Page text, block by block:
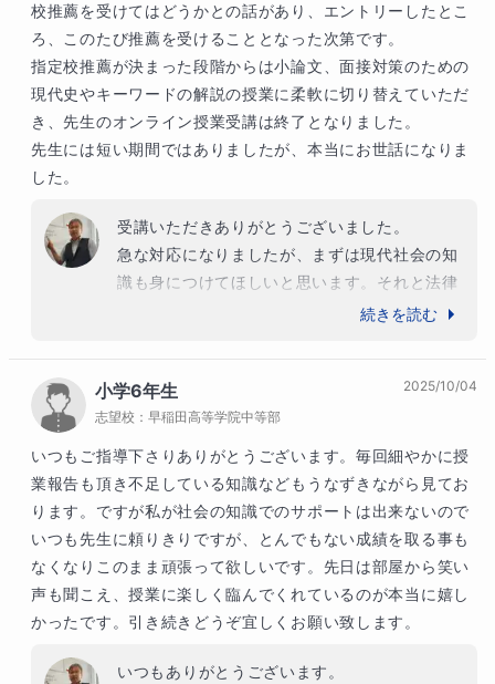
校推薦を受けてはどうかとの話があり、エントリーしたとこ
ろ、このたび推薦を受けることとなった次第です。
指定校推薦が決まった段階からは小論文、面接対策のための
現代史やキーワードの解説の授業に柔軟に切り替えていただ
き、先生のオンライン授業受講は終了となりました。
先生には短い期間ではありましたが、本当にお世話になりま
した。
受講いただきありがとうございました。
急な対応になりましたが、まずは現代社会の知
識も身につけてほしいと思います。それと法律
との関連性を意識できたら、と思いました。
でもたくさんの事象を学ぶことができ、また、
知識の活用の応用もできると思います。
この授業で培ったものを大学生になっても生か
してほしいです。
まずは、志望校合格を目指して頑張ってくださ
い。
続きを読む
小学6年生
志望校： 早稲田高等学院中等部
2025/10/04
いつもご指導下さりありがとうございます。毎回細やかに授
業報告も頂き不足している知識などもうなずきながら見てお
ります。ですが私が社会の知識でのサポートは出来ないので
いつも先生に頼りきりですが、とんでもない成績を取る事も
なくなりこのまま頑張って欲しいです。先日は部屋から笑い
声も聞こえ、授業に楽しく臨んでくれているのが本当に嬉し
かったです。引き続きどうぞ宜しくお願い致します。
いつもありがとうございます。